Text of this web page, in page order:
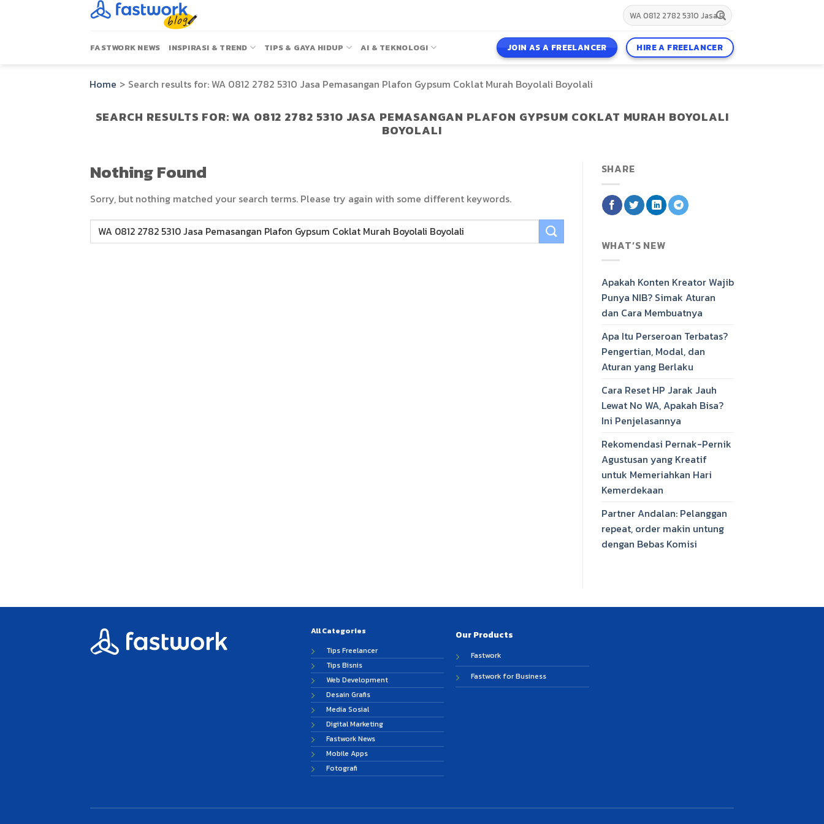
FASTWORK NEWS INSPIRASI & TREND TIPS & GAYA HIDUP AI & TEKNOLOGI JOIN AS A FREELANCER HIRE A FREELANCER
Home > Search results for:WA 0812 2782 5310 Jasa Pemasangan Plafon Gypsum Coklat Murah Boyolali Boyolali
SEARCH RESULTS FOR: WA 0812 2782 5310 JASA PEMASANGAN PLAFON GYPSUM COKLAT MURAH BOYOLALI
BOYOLALI
Nothing Found
Sorry, but nothing matched your search terms. Please try again with some different keywords.
SHARE
WHAT’S NEW
Apakah Konten Kreator Wajib
Punya NIB? Simak Aturan
dan Cara Membuatnya
Apa Itu Perseroan Terbatas?
Pengertian, Modal, dan
Aturan yang Berlaku
Cara Reset HP Jarak Jauh
Lewat No WA, Apakah Bisa?
Ini Penjelasannya
Rekomendasi Pernak-Pernik
Agustusan yang Kreatif
untuk Memeriahkan Hari
Kemerdekaan
Partner Andalan: Pelanggan
repeat, order makin untung
dengan Bebas Komisi
All Categories
Tips Freelancer
Tips Bisnis
Web Development
Desain Grafis
Media Sosial
Digital Marketing
Fastwork News
Mobile Apps
Fotografi
Our Products
Fastwork
Fastwork for Business